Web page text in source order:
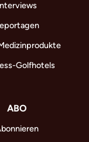
Golfhotels
ABO